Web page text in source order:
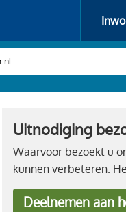
Uitnodiging
Waarvoor bezoekt u
kunnen verbeteren.
Deelnemen aan